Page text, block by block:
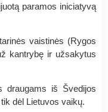
paramos iniciatyvą
vaistinės (Rygos
kantrybę ir užsakytus
draugams iš Švedijos
dėl Lietuvos vaikų.